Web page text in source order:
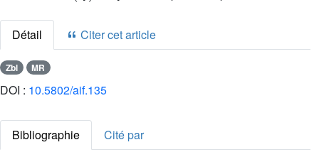
Détail Citer cet article
Zbl MR
DOI : 10.5802/aif.135
Bibliographie
Cité par